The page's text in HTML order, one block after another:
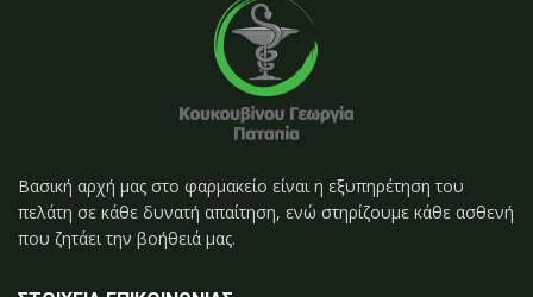
Βασική αρχή μας στο φαρμακείο είναι η εξυπηρέτηση του
πελάτη σε κάθε δυνατή απαίτηση, ενώ στηρίζουμε κάθε ασθενή
που ζητάει την βοήθειά μας.